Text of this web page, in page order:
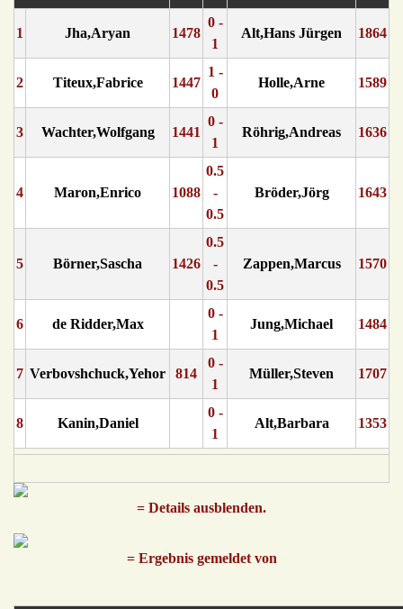
1 Jha,Aryan 1478
0 -
1
Alt,Hans Jürgen 1864
2 Titeux,Fabrice 1447
1 -
0
Holle,Arne 1589
3 Wachter,Wolfgang 1441
0 -
1
Röhrig,Andreas 1636
4 Maron,Enrico 1088
0.5
-
0.5
Bröder,Jörg 1643
5 Börner,Sascha 1426
0.5
-
0.5
Zappen,Marcus 1570
6 de Ridder,Max
0 -
1
Jung,Michael 1484
7 Verbovshchuck,Yehor 814
0 -
1
Müller,Steven 1707
8 Kanin,Daniel
0 -
1
Alt,Barbara 1353
= Details ausblenden.
= Ergebnis gemeldet von